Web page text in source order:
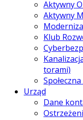
Aktywny
Aktywny
Klub
torami)
Urząd
Dane